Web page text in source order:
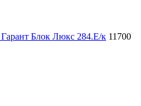
Гарант Блок Люкс 284.E/к 11700